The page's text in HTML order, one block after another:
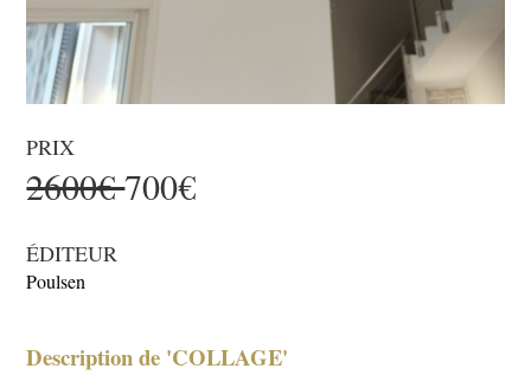
PRIX
2600€700€
ÉDITEUR
Poulsen
Description de 'COLLAGE'